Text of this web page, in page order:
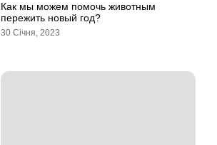
Как мы можем помочь животным
пережить новый год?
30 Січня, 2023